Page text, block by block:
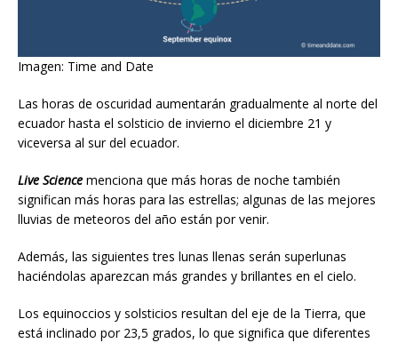
Imagen: Time and Date
Las horas de oscuridad aumentarán gradualmente al norte del
ecuador hasta el solsticio de invierno el diciembre 21 y
viceversa al sur del ecuador.
Live Science menciona que más horas de noche también
significan más horas para las estrellas; algunas de las mejores
lluvias de meteoros del año están por venir.
Además, las siguientes tres lunas llenas serán superlunas
haciéndolas aparezcan más grandes y brillantes en el cielo.
Los equinoccios y solsticios resultan del eje de la Tierra, que
está inclinado por 23,5 grados, lo que significa que diferentes